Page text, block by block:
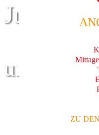
Jugend
und
ZU